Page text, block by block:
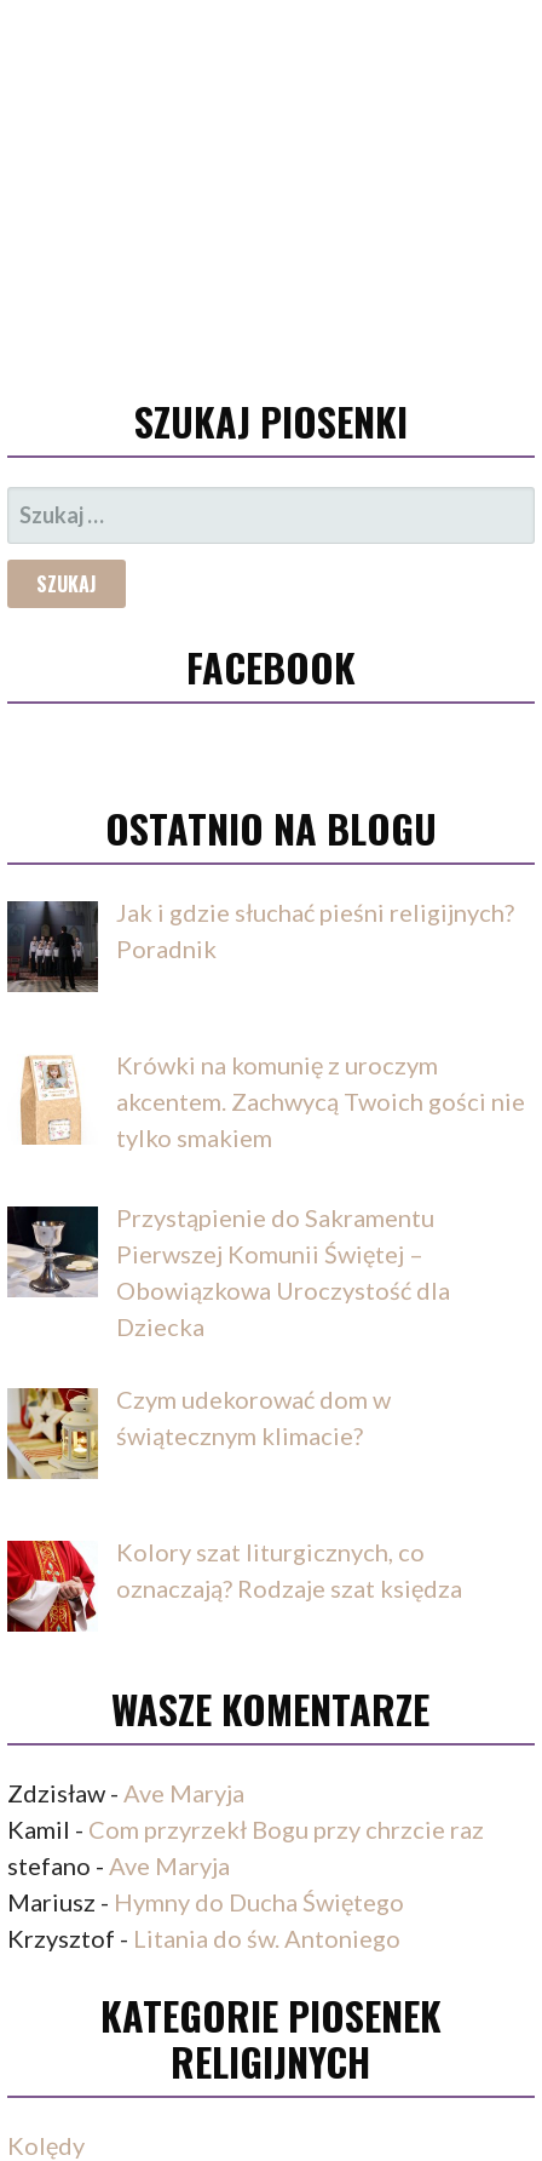
SZUKAJ PIOSENKI
SZUKAJ:
FACEBOOK
OSTATNIO NA BLOGU
Jak i gdzie słuchać pieśni religijnych?
Poradnik
Krówki na komunię z uroczym
akcentem. Zachwycą Twoich gości nie
tylko smakiem
Przystąpienie do Sakramentu
Pierwszej Komunii Świętej –
Obowiązkowa Uroczystość dla
Dziecka
Czym udekorować dom w
świątecznym klimacie?
Kolory szat liturgicznych, co
oznaczają? Rodzaje szat księdza
WASZE KOMENTARZE
Zdzisław -Ave Maryja
Kamil - Com przyrzekł Bogu przy chrzcie raz
stefano -Ave Maryja
Mariusz - Hymny do Ducha Świętego
Krzysztof - Litania do św. Antoniego
KATEGORIE PIOSENEK
RELIGIJNYCH
Kolędy